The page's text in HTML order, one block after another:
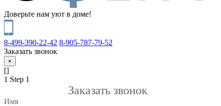
Доверьте нам уют в доме!
8-499-390-22-42 8-905-787-79-52
Заказать звонок
×
[]
1 Step 1
Заказать звонок
Имя